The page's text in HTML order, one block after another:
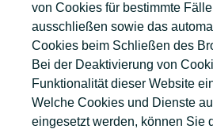
von Cookies für bestimmte Fälle
ausschließen sowie das
Cookies beim Schließen des
Bei der Deaktivierung von
Funktionalität dieser Website
Welche Cookies und Dienste
eingesetzt werden, können Sie